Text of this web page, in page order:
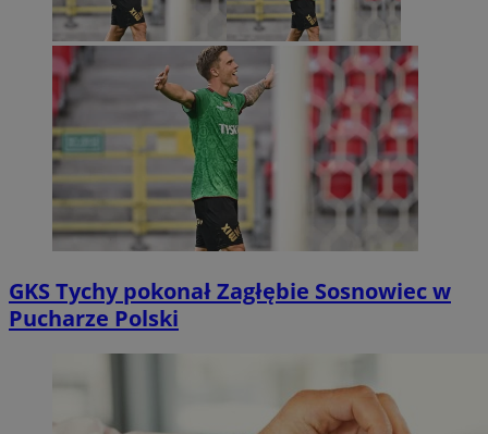
GKS Tychy pokonał Zagłębie Sosnowiec w
Pucharze Polski